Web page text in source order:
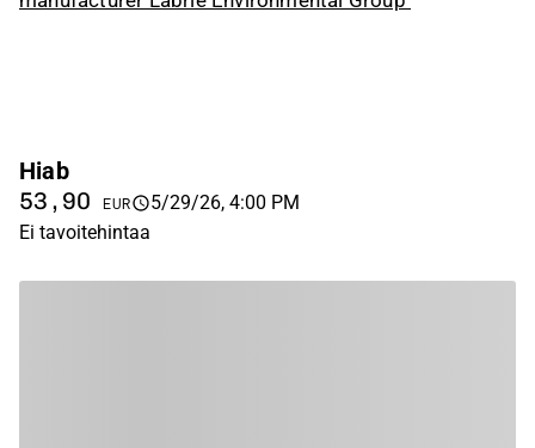
Hiab
53,90 EUR
5/29/26, 4:00 PM
Ei tavoitehintaa